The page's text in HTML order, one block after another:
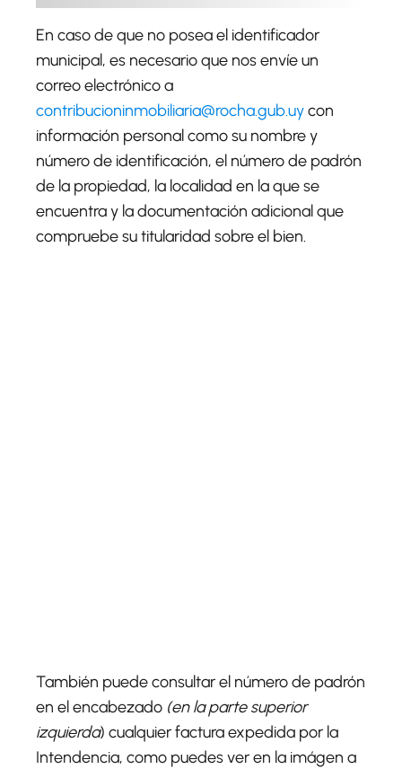
En caso de que no posea el identificador
municipal, es necesario que nos envíe un
correo electrónico a
contribucioninmobiliaria@rocha.gub.uycon
información personal como su nombre y
número de identificación, el número de padrón
de la propiedad, la localidad en la que se
encuentra y la documentación adicional que
compruebe su titularidad sobre el bien.
También puede consultar el número de padrón
en el encabezado (en la parte superior
izquierda) cualquier factura expedida por la
Intendencia, como puedes ver en la imágen a